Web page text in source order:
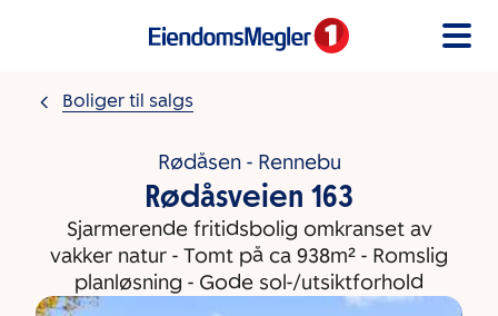
Boliger til salgs
Rødåsen - Rennebu
Rødåsveien 163
Sjarmerende fritidsbolig omkranset av
vakker natur - Tomt på ca 938m² - Romslig
planløsning - Gode sol-/utsiktforhold